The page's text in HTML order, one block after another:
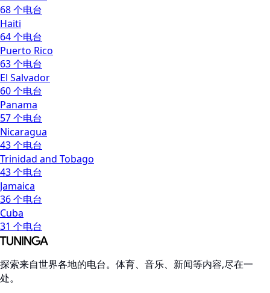
68 个电台
Haiti
64 个电台
Puerto Rico
63 个电台
El Salvador
60 个电台
Panama
57 个电台
Nicaragua
43 个电台
Trinidad and Tobago
43 个电台
Jamaica
36 个电台
Cuba
31 个电台
探索来自世界各地的电台。体育、音乐、新闻等内容,尽在一
处。